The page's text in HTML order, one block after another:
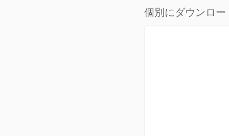
個別にダウンロー